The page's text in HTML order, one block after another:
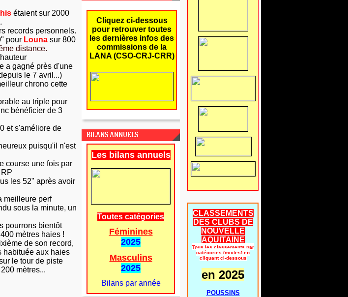
étaient sur 2000
records personnels.
pour Lounasur 800
distance.
a gagné près d'une
le 7 avril...)
chrono cette
au triple pour
bénéficier de 3
et s'améliore de
puisqu'il n'est
course une fois par
les 52" après avoir
meilleure perf
sous la minute, un
pourrons bientôt
mètres haies !
de son record,
habituée aux haies
le tour de piste
mètres...
Cliquez ci-dessous
pour retrouver toutes
les dernières infos des
commissions de la
LANA (CSO-CRJ-CRR)
BILANS ANNUELS
Les bilans annuels
Toutes catégories
Féminines
2025
Masculins
2025
Bilans par année
CLASSEMENTS
DES CLUBS DE
NOUVELLE
AQUITAINE
Tous les classements par
catégories (mixtes) en
cliquant ci-dessous
en 2025
POUSSINS